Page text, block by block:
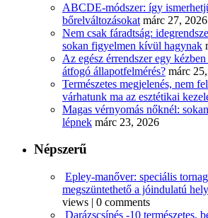
ABCDE‑módszer: így
bőrelváltozásokat márc 27, 2026
Nem csak fáradtság:
sokan figyelmen kívül hagynak
Az egész érrendszer egy
átfogó állapotfelmérés? márc
Természetes megjelenés, nem
várhatunk ma az esztétikai
Magas vérnyomás nőknél:
lépnek márc 23, 2026
Népszerű
Epley-manőver: speciális
megszüntethető a jóindulatú
views | 0 comments
Darázscsípés -10 természetes,